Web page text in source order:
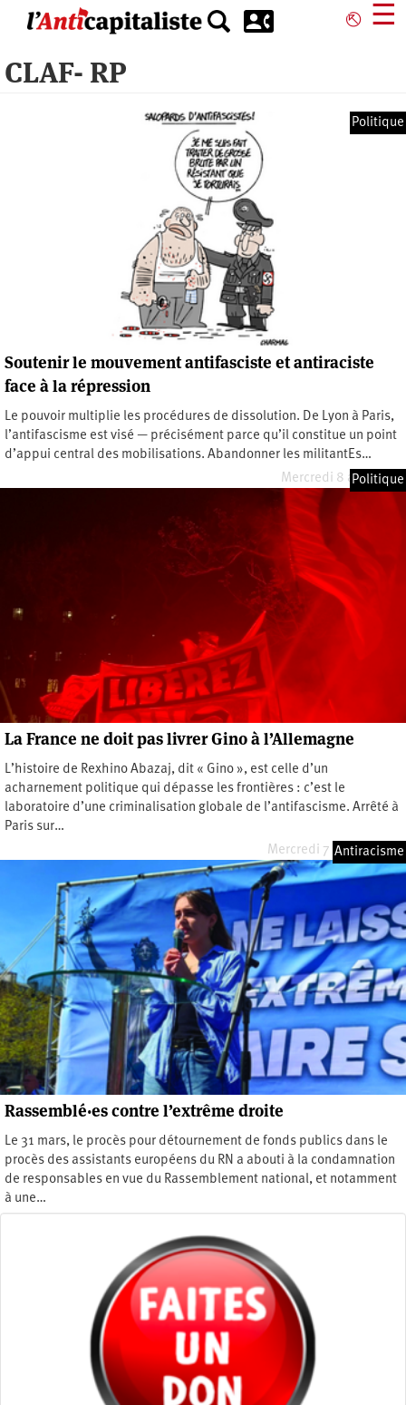
principal
⎋ ☰
CLAF- RP
Politique
Soutenir le mouvement antifasciste et antiraciste
face à la répression
Le pouvoir multiplie les procédures de dissolution. De Lyon à Paris,
l’antifascisme est visé — précisément parce qu’il constitue un point
d’appui central des mobilisations. Abandonner les militantEs…
Mercredi 8 avril 2026
Politique
La France ne doit pas livrer Gino à l’Allemagne
L’histoire de Rexhino Abazaj, dit « Gino », est celle d’un
acharnement politique qui dépasse les frontières : c’est le
laboratoire d’une criminalisation globale de l’antifascisme. Arrêté à
Paris sur…
Mercredi 7 janvier 2026
Antiracisme
Rassemblé·es contre l’extrême droite
Le 31 mars, le procès pour détournement de fonds publics dans le
procès des assistants européens du RN a abouti à la condamnation
de responsables en vue du Rassemblement national, et notamment
à une…